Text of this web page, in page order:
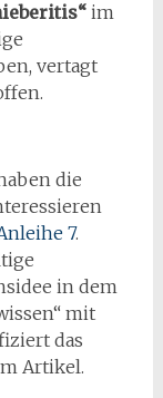
im
vertagt
die
7.
in dem
mit
das
Artikel.